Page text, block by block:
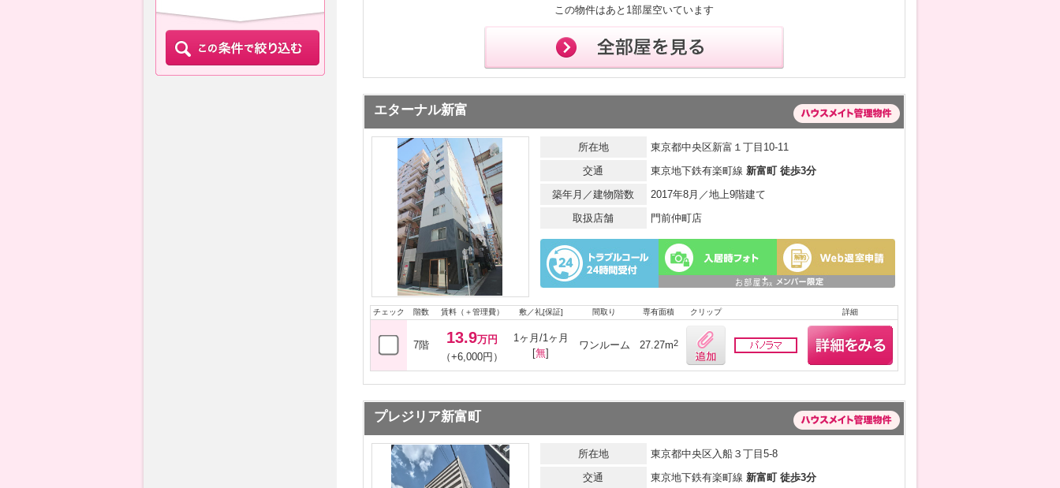
この物件はあと1部屋空いています
エターナル新富
所在地
東京都中央区新富１丁目10-11
交通
東京地下鉄有楽町線 新富町 徒歩3分
築年月／建物階数
2017年8月／地上9階建て
取扱店舗
門前仲町店
チェック 階数 賃料（＋管理費） 敷／礼[保証] 間取り 専有面積 クリップ 詳細
7階 13.9万円
（+6,000円）
1ヶ月/1ヶ月
[無]
ワンルーム 27.27m2
プレジリア新富町
所在地
東京都中央区入船３丁目5-8
交通
東京地下鉄有楽町線 新富町 徒歩3分